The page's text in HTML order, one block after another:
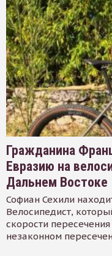
Гражданина
Евразию на
Дальнем Востоке
Софиан Сехили
Велосипедист,
скорости
незаконном